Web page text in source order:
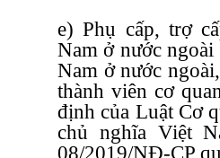
e) Phụ cấp, trợ
Nam ở nước
Nam ở nước
thành viên cơ
định của Luật Cơ
chủ nghĩa Việt
08/2019/NĐ-CP